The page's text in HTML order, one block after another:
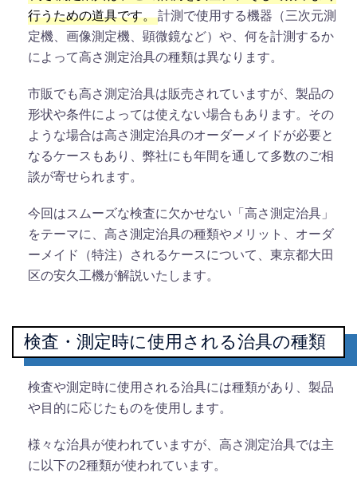
行うための道具です。計測で使用する機器（三次元測
定機、画像測定機、顕微鏡など）や、何を計測するか
によって高さ測定治具の種類は異なります。
市販でも高さ測定治具は販売されていますが、製品の
形状や条件によっては使えない場合もあります。その
ような場合は高さ測定治具のオーダーメイドが必要と
なるケースもあり、弊社にも年間を通して多数のご相
談が寄せられます。
今回はスムーズな検査に欠かせない「高さ測定治具」
をテーマに、高さ測定治具の種類やメリット、オーダ
ーメイド（特注）されるケースについて、東京都大田
区の安久工機が解説いたします。
検査・測定時に使用される治具の種類
検査や測定時に使用される治具には種類があり、製品
や目的に応じたものを使用します。
様々な治具が使われていますが、高さ測定治具では主
に以下の2種類が使われています。